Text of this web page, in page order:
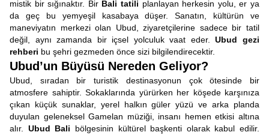
mistik bir sığınaktır. Bir Bali tatili planlayan herkesin yolu, er ya
da geç bu yemyeşil kasabaya düşer. Sanatın, kültürün ve
maneviyatın merkezi olan Ubud, ziyaretçilerine sadece bir tatil
değil, aynı zamanda bir içsel yolculuk vaat eder.Ubud gezi
rehberi bu şehri gezmeden önce sizi bilgilendirecektir.
Ubud’un Büyüsü Nereden Geliyor?
Ubud, sıradan bir turistik destinasyonun çok ötesinde bir
atmosfere sahiptir. Sokaklarında yürürken her köşede karşınıza
çıkan küçük sunaklar, yerel halkın güler yüzü ve arka planda
duyulan geleneksel Gamelan müziği, insanı hemen etkisi altına
alır. Ubud Bali bölgesinin kültürel başkenti olarak kabul edilir.